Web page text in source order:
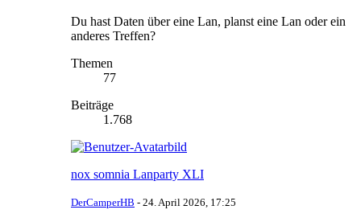
Du hast Daten über eine Lan, planst eine Lan oder ein
anderes Treffen?
Themen
77
Beiträge
1.768
nox somnia Lanparty XLI
DerCamperHB - 24. April 2026, 17:25